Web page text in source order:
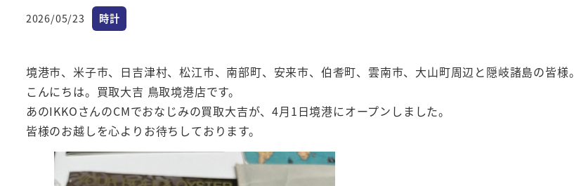
投稿日
2026/05/23 カテゴリー
時計
境港市、米子市、日吉津村、松江市、南部町、安来市、伯耆町、雲南市、大山町周辺と隠岐諸島の皆様。
こんにちは。買取大吉 鳥取境港店です。
あのIKKOさんのCMでおなじみの買取大吉が、4月1日境港にオープンしました。
皆様のお越しを心よりお待ちしております。